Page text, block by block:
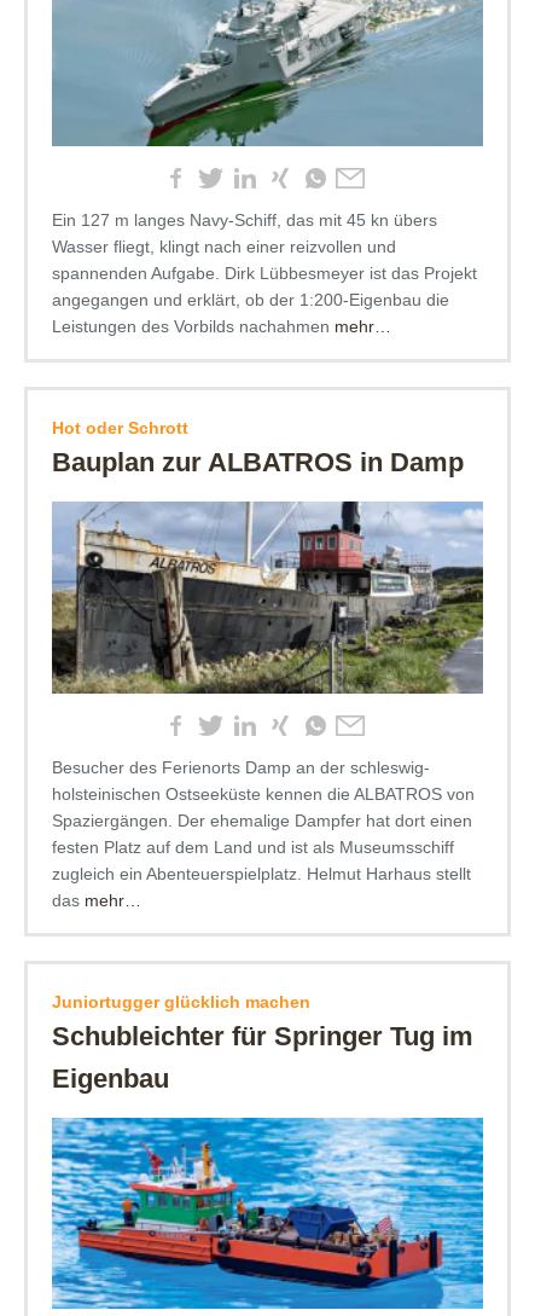
Ein 127 m langes Navy-Schiff, das mit 45 kn übers
Wasser fliegt, klingt nach einer reizvollen und
spannenden Aufgabe. Dirk Lübbesmeyer ist das Projekt
angegangen und erklärt, ob der 1:200-Eigenbau die
Leistungen des Vorbilds nachahmen mehr…
Hot oder Schrott
Bauplan zur ALBATROS in Damp
Besucher des Ferienorts Damp an der schleswig-
holsteinischen Ostseeküste kennen die ALBATROS von
Spaziergängen. Der ehemalige Dampfer hat dort einen
festen Platz auf dem Land und ist als Museumsschiff
zugleich ein Abenteuerspielplatz. Helmut Harhaus stellt
das mehr…
Juniortugger glücklich machen
Schubleichter für Springer Tug im
Eigenbau